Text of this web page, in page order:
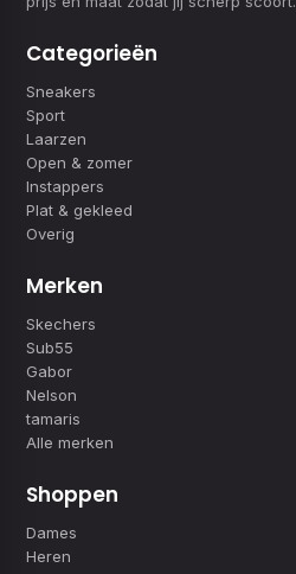
Categorieën
Sneakers
Sport
Laarzen
Open & zomer
Instappers
Plat & gekleed
Overig
Merken
Skechers
Sub55
Gabor
Nelson
tamaris
Alle merken
Shoppen
Dames
Heren